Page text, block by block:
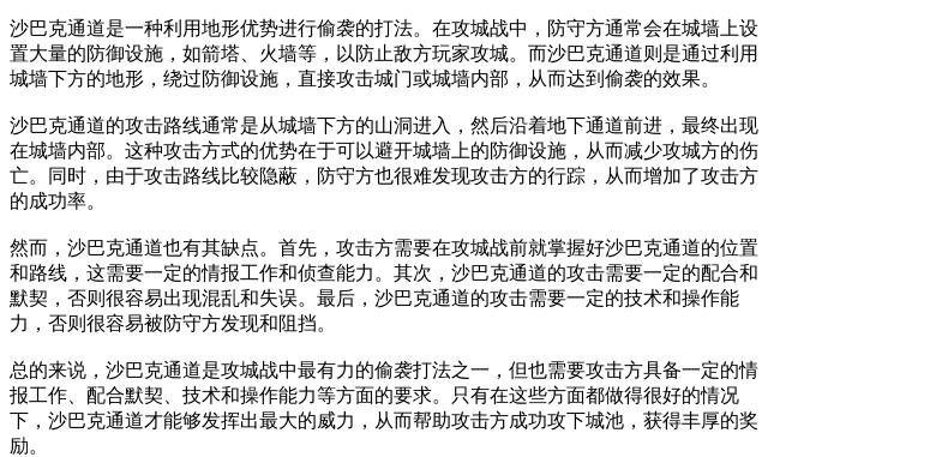
沙巴克通道是一种利用地形优势进行偷袭的打法。在攻城战中，防守方通常会在城墙上设
置大量的防御设施，如箭塔、火墙等，以防止敌方玩家攻城。而沙巴克通道则是通过利用
城墙下方的地形，绕过防御设施，直接攻击城门或城墙内部，从而达到偷袭的效果。
沙巴克通道的攻击路线通常是从城墙下方的山洞进入，然后沿着地下通道前进，最终出现
在城墙内部。这种攻击方式的优势在于可以避开城墙上的防御设施，从而减少攻城方的伤
亡。同时，由于攻击路线比较隐蔽，防守方也很难发现攻击方的行踪，从而增加了攻击方
的成功率。
然而，沙巴克通道也有其缺点。首先，攻击方需要在攻城战前就掌握好沙巴克通道的位置
和路线，这需要一定的情报工作和侦查能力。其次，沙巴克通道的攻击需要一定的配合和
默契，否则很容易出现混乱和失误。最后，沙巴克通道的攻击需要一定的技术和操作能
力，否则很容易被防守方发现和阻挡。
总的来说，沙巴克通道是攻城战中最有力的偷袭打法之一，但也需要攻击方具备一定的情
报工作、配合默契、技术和操作能力等方面的要求。只有在这些方面都做得很好的情况
下，沙巴克通道才能够发挥出最大的威力，从而帮助攻击方成功攻下城池，获得丰厚的奖
励。